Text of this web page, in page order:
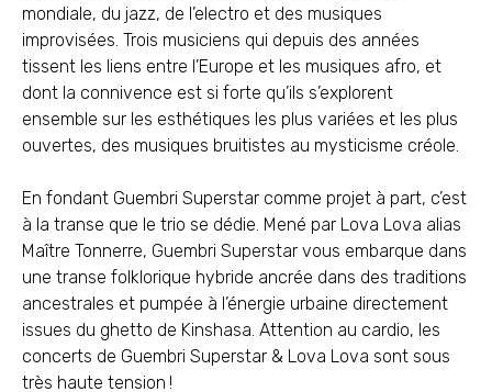
mondiale, du jazz, de l’electro et des musiques
improvisées. Trois musiciens qui depuis des années
tissent les liens entre l’Europe et les musiques afro, et
dont la connivence est si forte qu’ils s’explorent
ensemble sur les esthétiques les plus variées et les plus
ouvertes, des musiques bruitistes au mysticisme créole.
En fondant Guembri Superstar comme projet à part, c’est
à la transe que le trio se dédie. Mené par Lova Lova alias
Maître Tonnerre, Guembri Superstar vous embarque dans
une transe folklorique hybride ancrée dans des traditions
ancestrales et pumpée à l’énergie urbaine directement
issues du ghetto de Kinshasa. Attention au cardio, les
concerts de Guembri Superstar & Lova Lova sont sous
très haute tension !